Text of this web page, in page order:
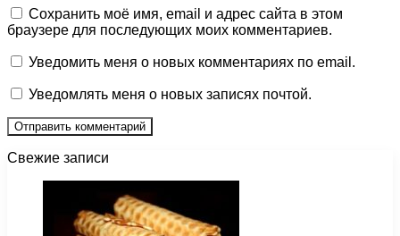
Сохранить моё имя, email и адрес сайта в этом
браузере для последующих моих комментариев.
Уведомить меня о новых комментариях по email.
Уведомлять меня о новых записях почтой.
Свежие записи